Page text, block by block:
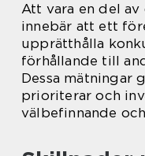
Att vara en del av
innebär att ett
upprätthålla
förhållande till
Dessa mätningar
prioriterar och
välbefinnande